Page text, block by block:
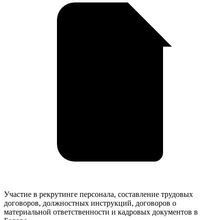
Участие
в
рекрутинге
Участие в рекрутинге персонала, составление трудовых
договоров, должностных инструкций, договоров о
материальной ответственности и кадровых документов в